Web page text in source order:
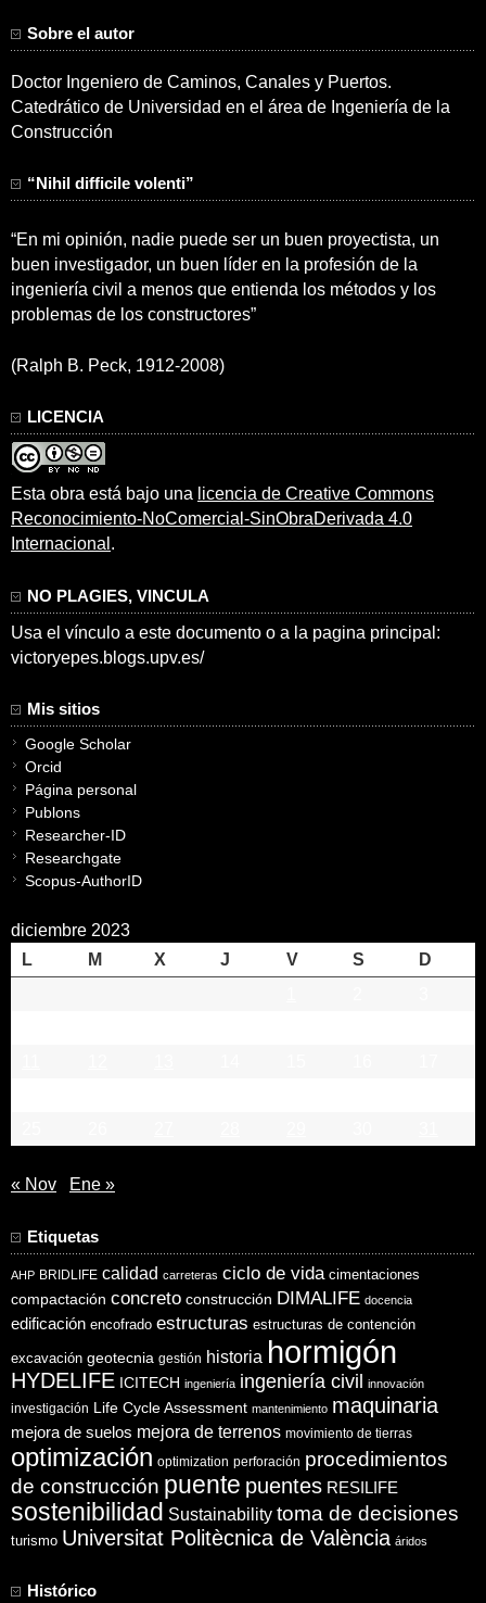
Sobre el autor
Doctor Ingeniero de Caminos, Canales y Puertos.
Catedrático de Universidad en el área de Ingeniería de la
Construcción
“Nihil difficile volenti”
“En mi opinión, nadie puede ser un buen proyectista, un
buen investigador, un buen líder en la profesión de la
ingeniería civil a menos que entienda los métodos y los
problemas de los constructores”
(Ralph B. Peck, 1912-2008)
LICENCIA
Esta obra está bajo una licencia de Creative Commons
Reconocimiento-NoComercial-SinObraDerivada 4.0
Internacional .
NO PLAGIES, VINCULA
Usa el vínculo a este documento o a la pagina principal:
victoryepes.blogs.upv.es/
Mis sitios
Google Scholar
Orcid
Página personal
Publons
Researcher-ID
Researchgate
Scopus-AuthorID
diciembre 2023
L
M X J V S
D
« Nov Ene »
Etiquetas
AHP BRIDLIFE calidad carreteras ciclo de vida cimentaciones
compactación concreto construcción DIMALIFE docencia
edificación encofrado estructuras estructuras de contención
excavación geotecnia gestión historia hormigón
HYDELIFE ICITECH ingeniería ingeniería civil innovación
investigación Life Cycle Assessment mantenimiento maquinaria
mejora de suelos mejora de terrenos movimiento de tierras
optimización optimization perforación procedimientos
de construcción puente puentes RESILIFE
sostenibilidad Sustainability toma de decisiones
turismo Universitat Politècnica de València áridos
Histórico